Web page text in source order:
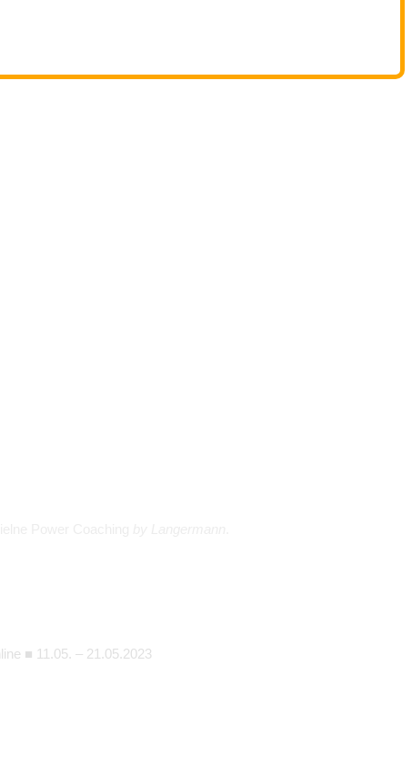
■ 11.05. – 21.05.2023